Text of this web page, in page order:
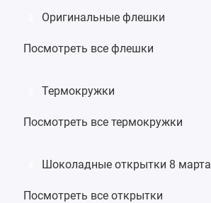
Оригинальные флешки
Посмотреть все флешки
Термокружки
Посмотреть все термокружки
Шоколадные открытки 8 марта
Посмотреть все открытки